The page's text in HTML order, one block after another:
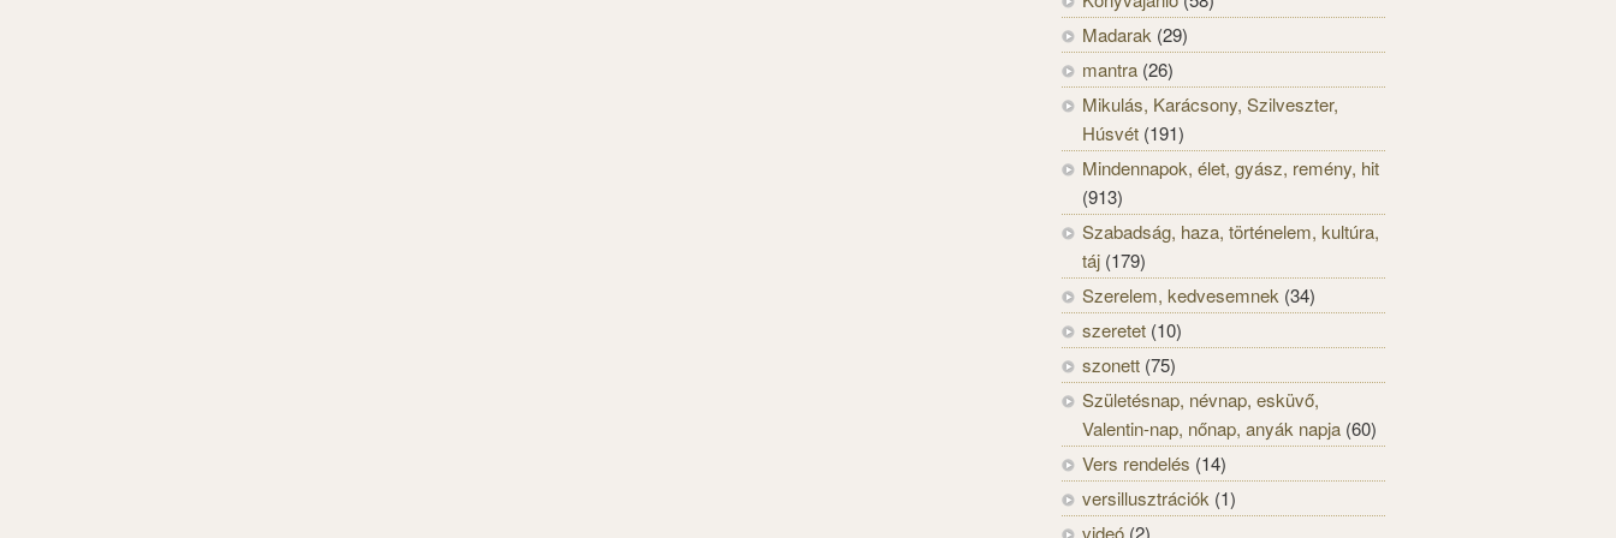
Madarak (29)
mantra (26)
Mikulás, Karácsony, Szilveszter,
Húsvét (191)
Mindennapok, élet, gyász, remény, hit
(913)
Szabadság, haza, történelem, kultúra,
táj (179)
Szerelem, kedvesemnek (34)
szeretet (10)
szonett (75)
Születésnap, névnap, esküvő,
Valentin-nap, nőnap, anyák napja (60)
Vers rendelés (14)
versillusztrációk (1)
videó (2)